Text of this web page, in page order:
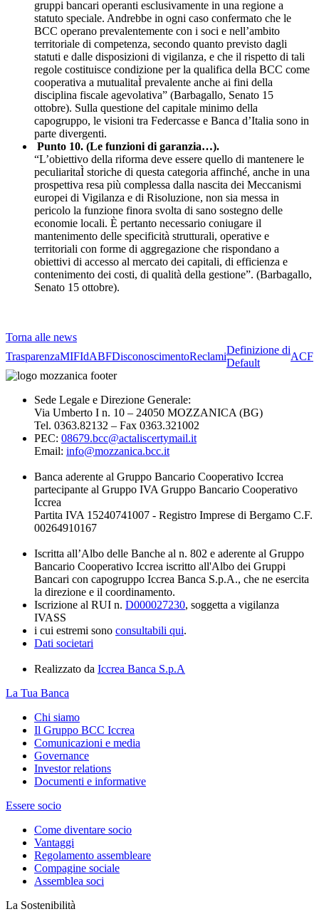
gruppi bancari operanti esclusivamente in una regione a
statuto speciale. Andrebbe in ogni caso confermato che le
BCC operano prevalentemente con i soci e nell’ambito
territoriale di competenza, secondo quanto previsto dagli
statuti e dalle disposizioni di vigilanza, e che il rispetto di tali
regole costituisce condizione per la qualifica della BCC come
cooperativa a mutualitaÌ prevalente anche ai fini della
disciplina fiscale agevolativa” (Barbagallo, Senato 15
ottobre). Sulla questione del capitale minimo della
capogruppo, le visioni tra Federcasse e Banca d’Italia sono in
parte divergenti.
Punto 10. (Le funzioni di garanzia…).
“L’obiettivo della riforma deve essere quello di mantenere le
peculiaritaÌ storiche di questa categoria affinché, anche in una
prospettiva resa più complessa dalla nascita dei Meccanismi
europei di Vigilanza e di Risoluzione, non sia messa in
pericolo la funzione finora svolta di sano sostegno delle
economie locali. È pertanto necessario coniugare il
mantenimento delle specificità strutturali, operative e
territoriali con forme di aggregazione che rispondano a
obiettivi di accesso al mercato dei capitali, di efficienza e
contenimento dei costi, di qualità della gestione”. (Barbagallo,
Senato 15 ottobre).
Torna alle news
TrasparenzaMIFIdABFDisconoscimentoReclami
Definizione di
Default
ACF
Sede Legale e Direzione Generale:
Via Umberto I n. 10 – 24050 MOZZANICA (BG)
Tel. 0363.82132 – Fax 0363.321002
PEC: 08679.bcc@actaliscertymail.it
Email: info@mozzanica.bcc.it
Banca aderente al Gruppo Bancario Cooperativo Iccrea
partecipante al Gruppo IVA Gruppo Bancario Cooperativo
Iccrea
Partita IVA 15240741007 - Registro Imprese di Bergamo C.F.
00264910167
Iscritta all’Albo delle Banche al n. 802 e aderente al Gruppo
Bancario Cooperativo Iccrea iscritto all'Albo dei Gruppi
Bancari con capogruppo Iccrea Banca S.p.A., che ne esercita
la direzione e il coordinamento.
Iscrizione al RUI n. D000027230, soggetta a vigilanza
IVASS
i cui estremi sono consultabili qui.
Dati societari
Realizzato da Iccrea Banca S.p.A
La Tua Banca
Chi siamo
Il Gruppo BCC Iccrea
Comunicazioni e media
Governance
Investor relations
Documenti e informative
Essere socio
Come diventare socio
Vantaggi
Regolamento assembleare
Compagine sociale
Assemblea soci
La Sostenibilità